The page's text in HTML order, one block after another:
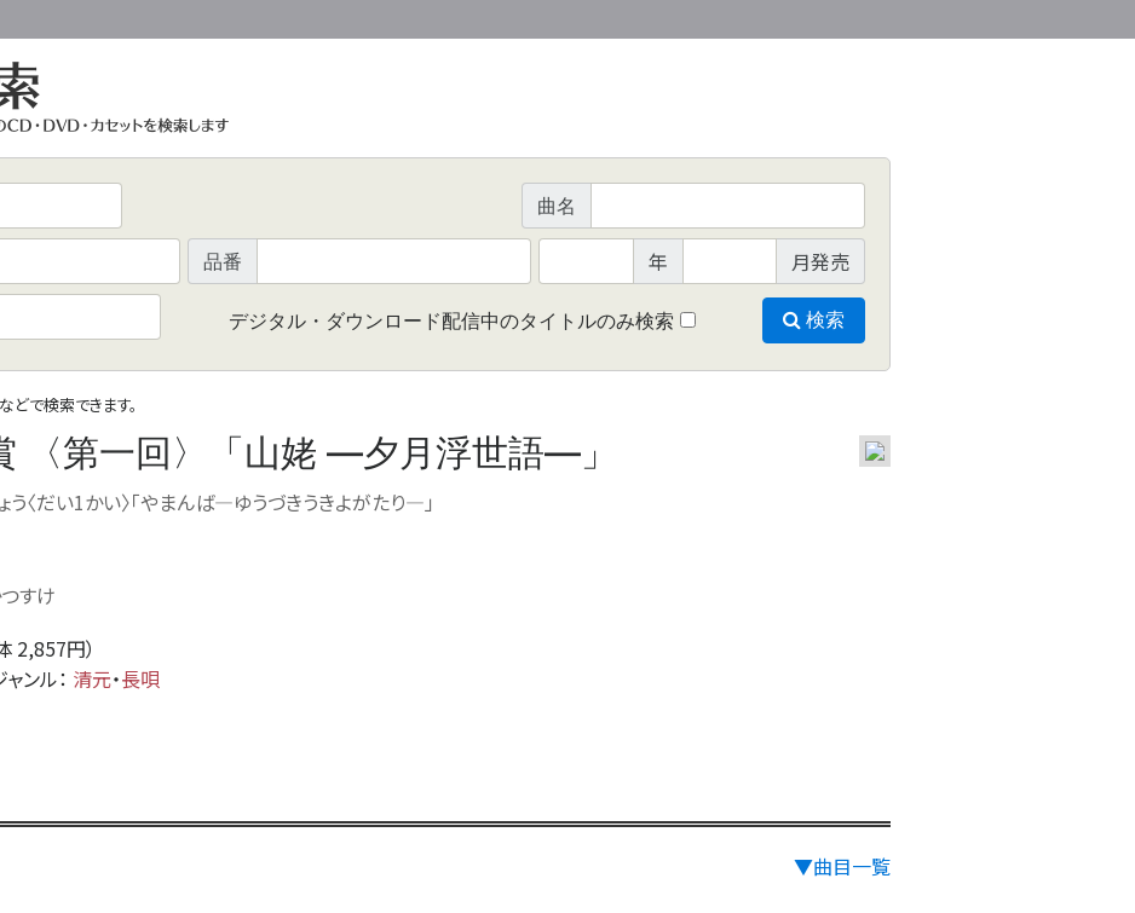
曲名
品番 年 月発売
デジタル・ダウンロード配信中のタイトルのみ検索 検索
どで検索できます。
〈第一回〉「山姥 ―夕月浮世語―」
う〈だい1かい〉「やまんば―ゆうづきうきよがたり―」
すけ
2,857円）
ンル： 清元・長唄
▼曲目一覧